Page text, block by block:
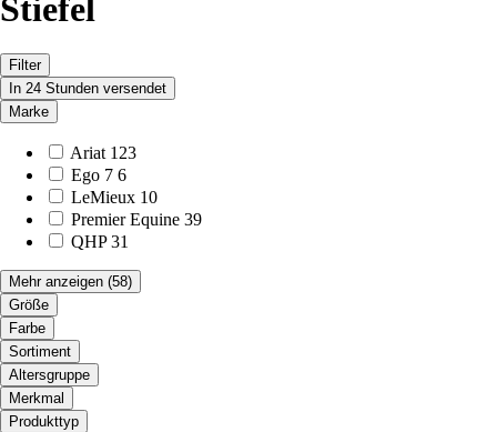
Stiefel
Filter
In 24 Stunden versendet
Marke
Ariat 123
Ego 7 6
LeMieux 10
Premier Equine 39
QHP 31
Mehr anzeigen (58)
Größe
Farbe
Sortiment
Altersgruppe
Merkmal
Produkttyp